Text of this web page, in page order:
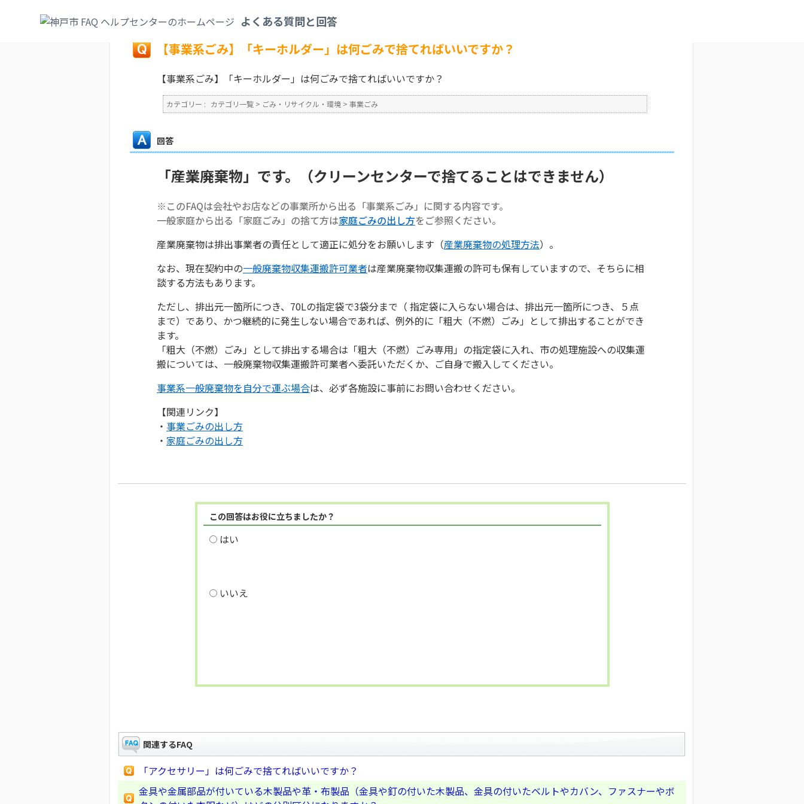
よくある質問と回答
戻る
【事業系ごみ】「キーホルダー」は何ごみで捨てればいいですか？
【事業系ごみ】「キーホルダー」は何ごみで捨てればいいですか？
カテゴリー : カテゴリ一覧 > ごみ・リサイクル・環境 > 事業ごみ
回答
「産業廃棄物」です。（クリーンセンターで捨てることはできません）
※このFAQは会社やお店などの事業所から出る「事業系ごみ」に関する内容です。
一般家庭から出る「家庭ごみ」の捨て方は家庭ごみの出し方をご参照ください。
産業廃棄物は排出事業者の責任として適正に処分をお願いします（産業廃棄物の処理方法）。
なお、現在契約中の一般廃棄物収集運搬許可業者は産業廃棄物収集運搬の許可も保有していますので、そちらに相
談する方法もあります。
ただし、排出元一箇所につき、70Lの指定袋で3袋分まで（ 指定袋に入らない場合は、排出元一箇所につき、５点
まで）であり、かつ継続的に発生しない場合であれば、例外的に「粗大（不燃）ごみ」として排出することができ
ます。
「粗大（不燃）ごみ」として排出する場合は「粗大（不燃）ごみ専用」の指定袋に入れ、市の処理施設への収集運
搬については、一般廃棄物収集運搬許可業者へ委託いただくか、ご自身で搬入してください。
事業系一般廃棄物を自分で運ぶ場合は、必ず各施設に事前にお問い合わせください。
【関連リンク】
・ 事業ごみの出し方
・ 家庭ごみの出し方
この回答はお役に立ちましたか？
はい
いいえ
関連するFAQ
「アクセサリー」は何ごみで捨てればいいですか？
金具や金属部品が付いている木製品や革・布製品（金具や釘の付いた木製品、金具の付いたベルトやカバン、ファスナーやボ